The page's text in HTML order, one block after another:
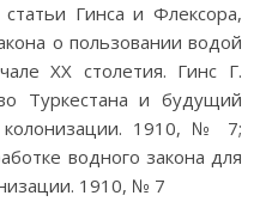
о пользовании водой
XX столетия. Гинс Г.
Туркестана и будущий
1910, № 7;
водного закона для
1910, № 7